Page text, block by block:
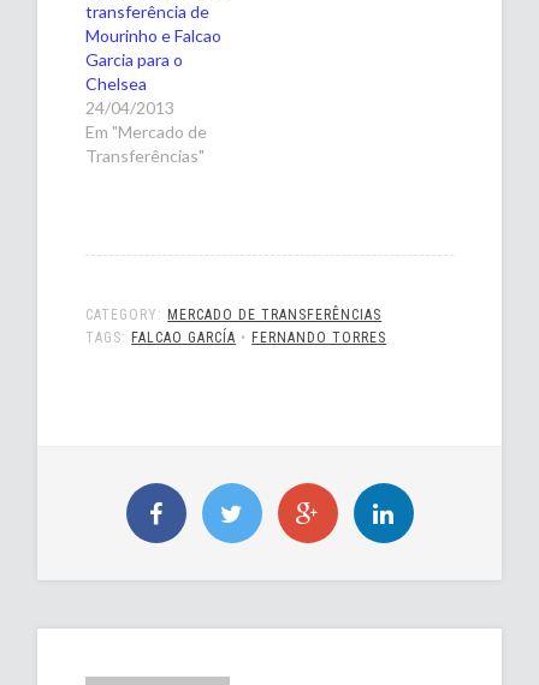
transferência de
Mourinho e Falcao
Garcia para o
Chelsea
24/04/2013
Em "Mercado de
Transferências"
CATEGORY: MERCADO DE TRANSFERÊNCIAS
TAGS: FALCAO GARCÍA • FERNANDO TORRES